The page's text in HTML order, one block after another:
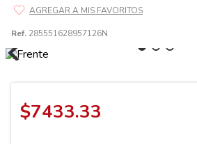
Ref. 285551628957126N
$7433.33
6 185